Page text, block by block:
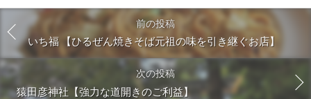
前の投稿
いち福 【ひるぜん焼きそば元祖の味を引き継ぐお店】
次の投稿
猿田彦神社【強力な道開きのご利益】